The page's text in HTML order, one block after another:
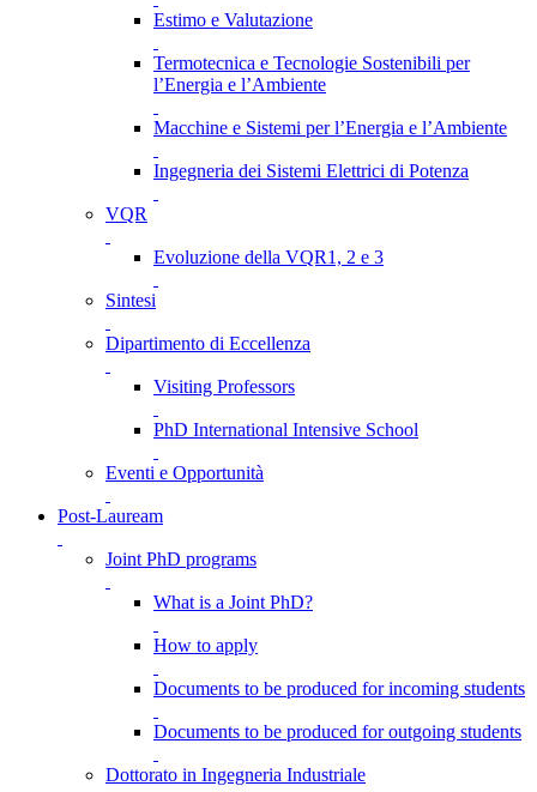
Estimo e Valutazione
Termotecnica e Tecnologie Sostenibili per
l’Energia e l’Ambiente
Macchine e Sistemi per l’Energia e l’Ambiente
Ingegneria dei Sistemi Elettrici di Potenza
VQR
Evoluzione della VQR1, 2 e 3
Sintesi
Dipartimento di Eccellenza
Visiting Professors
PhD International Intensive School
Eventi e Opportunità
Post-Lauream
Joint PhD programs
What is a Joint PhD?
How to apply
Documents to be produced for incoming students
Documents to be produced for outgoing students
Dottorato in Ingegneria Industriale